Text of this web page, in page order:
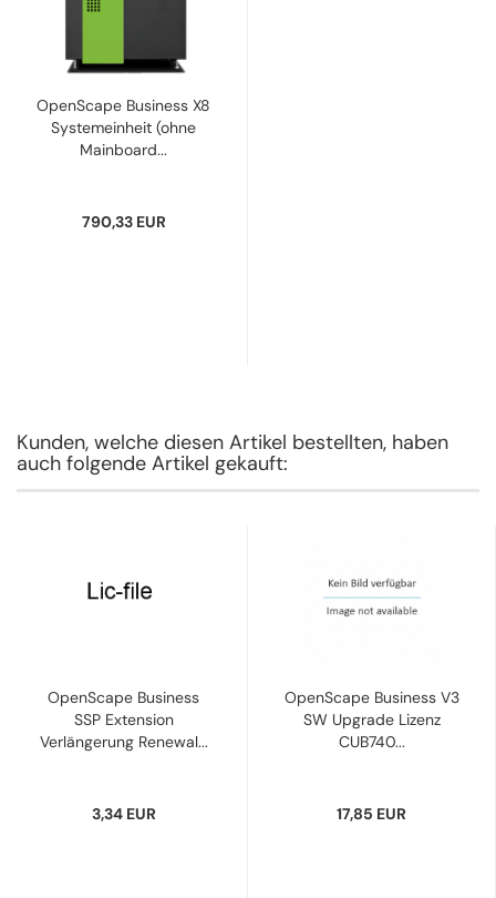
OpenScape Business X8
Systemeinheit (ohne
Mainboard...
790,33 EUR
Kunden, welche diesen Artikel bestellten, haben
auch folgende Artikel gekauft:
OpenScape Business
SSP Extension
Verlängerung Renewal...
3,34 EUR
OpenScape Business V3
SW Upgrade Lizenz
CUB740...
17,85 EUR